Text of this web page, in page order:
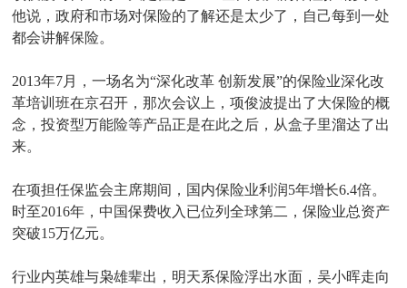
他说，政府和市场对保险的了解还是太少了，自己每到一处
都会讲解保险。
2013年7月，一场名为“深化改革 创新发展”的保险业深化改
革培训班在京召开，那次会议上，项俊波提出了大保险的概
念，投资型万能险等产品正是在此之后，从盒子里溜达了出
来。
在项担任保监会主席期间，国内保险业利润5年增长6.4倍。
时至2016年，中国保费收入已位列全球第二，保险业总资产
突破15万亿元。
行业内英雄与枭雄辈出，明天系保险浮出水面，吴小晖走向